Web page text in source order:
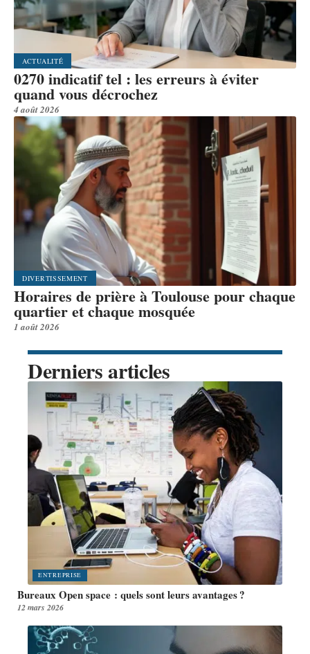
ACTUALITÉ
0270 indicatif tel : les erreurs à éviter
quand vous décrochez
4 août 2026
DIVERTISSEMENT
Horaires de prière à Toulouse pour chaque
quartier et chaque mosquée
1 août 2026
Derniers articles
ENTREPRISE
Bureaux Open space : quels sont leurs avantages ?
12 mars 2026